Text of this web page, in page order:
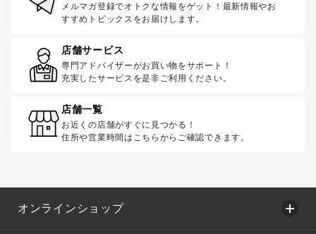
メルマガ登録でオトクな情報をゲット！最新情報やお
すすめトピックスをお届けします。
店舗サービス
専門アドバイザーがお買い物をサポート！
充実したサービスを是非ご利用ください。
店舗一覧
お近くの店舗がすぐに見つかる！
住所や営業時間はこちらからご確認できます。
オンラインショップ